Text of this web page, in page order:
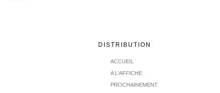
DISTRIBUTION
ACCUEIL
A L'AFFICHE
PROCHAINEMENT